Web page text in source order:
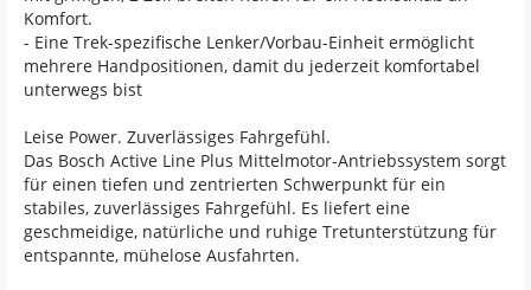
Komfort.
- Eine Trek-spezifische Lenker/Vorbau-Einheit ermöglicht
mehrere Handpositionen, damit du jederzeit komfortabel
unterwegs bist
Leise Power. Zuverlässiges Fahrgefühl.
Das Bosch Active Line Plus Mittelmotor-Antriebssystem sorgt
für einen tiefen und zentrierten Schwerpunkt für ein
stabiles, zuverlässiges Fahrgefühl. Es liefert eine
geschmeidige, natürliche und ruhige Tretunterstützung für
entspannte, mühelose Ausfahrten.